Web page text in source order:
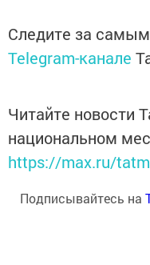
Следите за
Telegram-канале
Читайте новости
национальном
https://max.ru/
Подписывайтесь на